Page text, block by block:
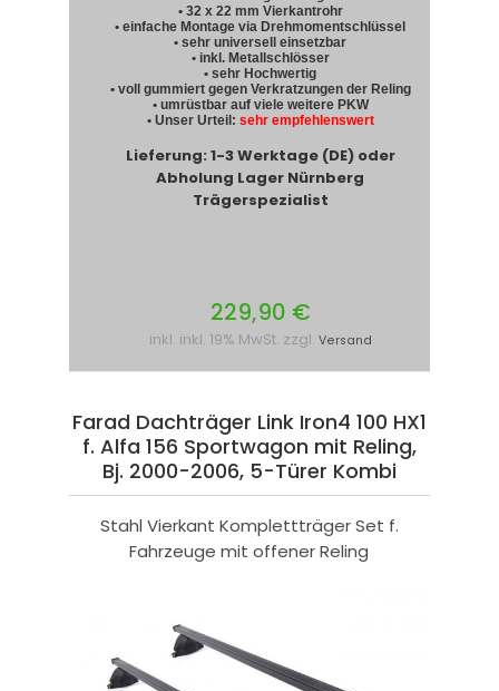
• 32 x 22 mm Vierkantrohr
• einfache Montage via Drehmomentschlüssel
• sehr universell einsetzbar
• inkl. Metallschlösser
• sehr Hochwertig
• voll gummiert gegen Verkratzungen der Reling
• umrüstbar auf viele weitere PKW
• Unser Urteil: sehr empfehlenswert
Lieferung: 1-3 Werktage (DE) oder
Abholung Lager Nürnberg
Trägerspezialist
229,90 €
inkl. inkl. 19% MwSt. zzgl. Versand
Farad Dachträger Link Iron4 100 HX1
f. Alfa 156 Sportwagon mit Reling,
Bj. 2000-2006, 5-Türer Kombi
Stahl Vierkant Komplettträger Set f.
Fahrzeuge mit offener Reling